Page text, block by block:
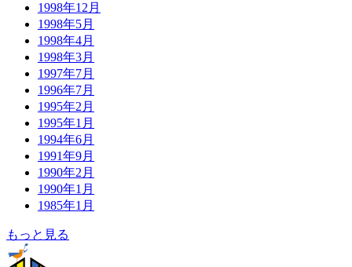
1998年12月
1998年5月
1998年4月
1998年3月
1997年7月
1996年7月
1995年2月
1995年1月
1994年6月
1991年9月
1990年2月
1990年1月
1985年1月
もっと見る